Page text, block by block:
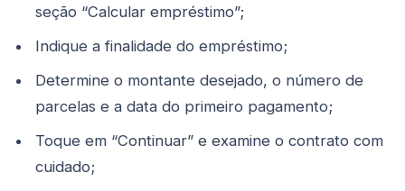
seção “Calcular empréstimo”;
Indique a finalidade do empréstimo;
Determine o montante desejado, o número de
parcelas e a data do primeiro pagamento;
Toque em “Continuar” e examine o contrato com
cuidado;